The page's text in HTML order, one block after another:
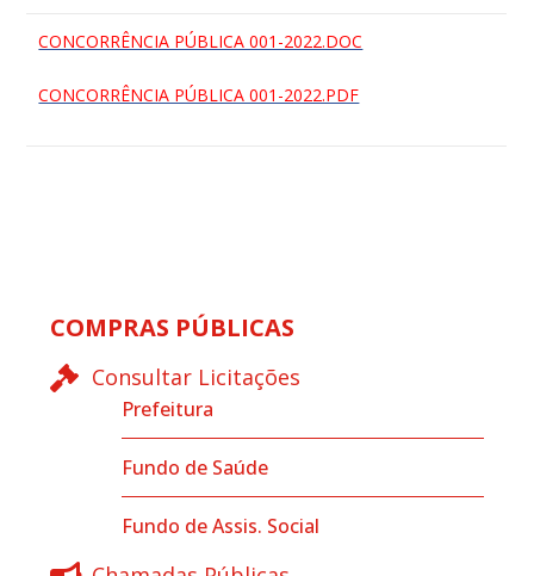
CONCORRÊNCIA PÚBLICA 001-2022.DOC
CONCORRÊNCIA PÚBLICA 001-2022.PDF
COMPRAS PÚBLICAS
Consultar Licitações
Prefeitura
Fundo de Saúde
Fundo de Assis. Social